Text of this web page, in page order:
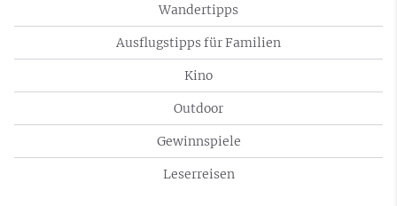
Wandertipps
Ausflugstipps für Familien
Kino
Outdoor
Gewinnspiele
Leserreisen